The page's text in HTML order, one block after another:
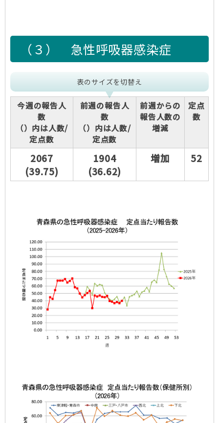
（３） 急性呼吸器感染症
表のサイズを切替え
今週の報告人
数
（）内は人数/
定点数
前週の報告人
数
（）内は人数/
定点数
前週からの
報告人数の
増減
定点
数
2067
(39.75)
1904
(36.62)
増加 52